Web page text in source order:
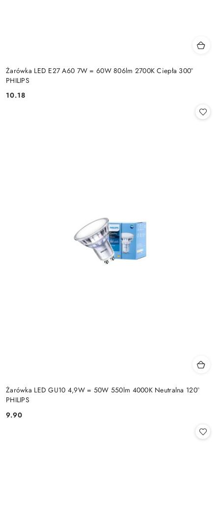
Żarówka LED E27 A60 7W = 60W 806lm 2700K Ciepła 300°
PHILIPS
Cena:
10.18
Żarówka LED GU10 4,9W = 50W 550lm 4000K Neutralna 120°
PHILIPS
Cena:
9.90